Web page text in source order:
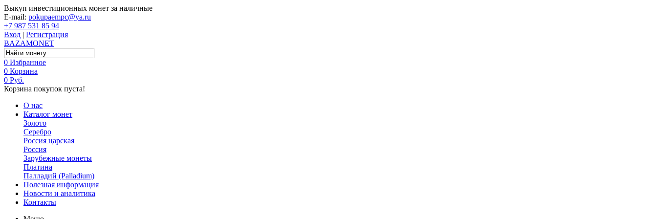
Выкуп инвестиционных монет за наличные
E-mail: pokupaempc@ya.ru
+7 987 531 85 94
Вход | Регистрация
BAZAMONET
0 Избранное
0 Корзина
0 Руб.
Корзина покупок пуста!
О нас
Каталог монет
Золото
Серебро
Россия царская
Россия
Зарубежные монеты
Платина
Палладий (Palladium)
Полезная информация
Новости и аналитика
Контакты